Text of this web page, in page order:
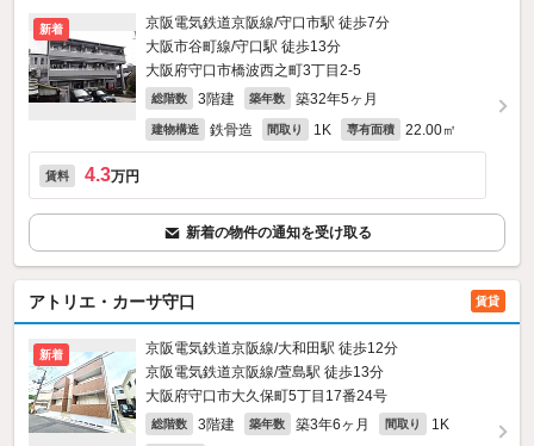
新着
京阪電気鉄道京阪線/守口市駅 徒歩7分
大阪市谷町線/守口駅 徒歩13分
大阪府守口市橋波西之町3丁目2-5
総階数 3階建 築年数 築32年5ヶ月
建物構造 鉄骨造 間取り 1K 専有面積 22.00㎡
賃料 4.3万円
新着の物件の通知を受け取る
アトリエ・カーサ守口 賃貸
新着
京阪電気鉄道京阪線/大和田駅 徒歩12分
京阪電気鉄道京阪線/萱島駅 徒歩13分
大阪府守口市大久保町5丁目17番24号
総階数 3階建 築年数 築3年6ヶ月 間取り 1K